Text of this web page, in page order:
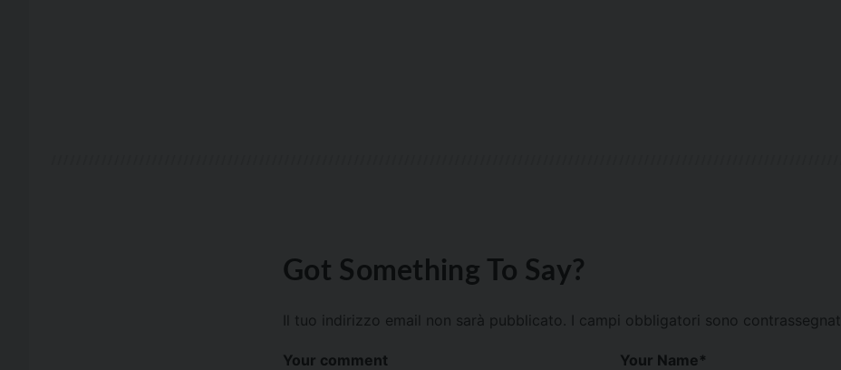
Got Something To Say?
Il tuo indirizzo email non sarà pubblicato. I campi obbligatori sono contrassegnati
Your comment Your Name*